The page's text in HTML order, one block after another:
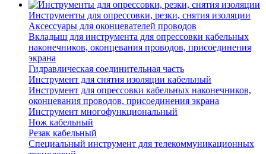
Инструменты для опрессовки, резки, снятия изоляции
Аксессуары для оконцевателей проводов
Вкладыш для инструмента для опрессовки кабельных
наконечников, оконцевания проводов, присоединения
экрана
Гидравлическая соединительная часть
Инструмент для снятия изоляции кабельный
Инструмент для опрессовки кабельных наконечников,
оконцевания проводов, присоединения экрана
Инструмент многофункциональный
Нож кабельный
Резак кабельный
Специальный инструмент для телекоммуникационных